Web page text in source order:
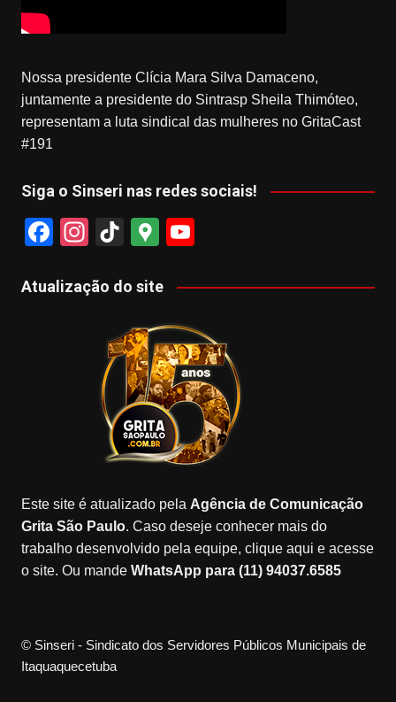
Nossa presidente Clícia Mara Silva Damaceno,
juntamente a presidente do Sintrasp Sheila Thimóteo,
representam a luta sindical das mulheres no GritaCast
#191
Siga o Sinseri nas redes sociais!
F
c
In
a
m
Ti
T
k
G
o
gl
e
M
a
p
s
u
u
b
e
Atualização do site
Este site é atualizado pela Agência de Comunicação
Grita São Paulo. Caso deseje conhecer mais do
trabalho desenvolvido pela equipe, clique aqui e acesse
o site. Ou mande WhatsApp para (11) 94037.6585
© Sinseri - Sindicato dos Servidores Públicos Municipais de
Itaquaquecetuba